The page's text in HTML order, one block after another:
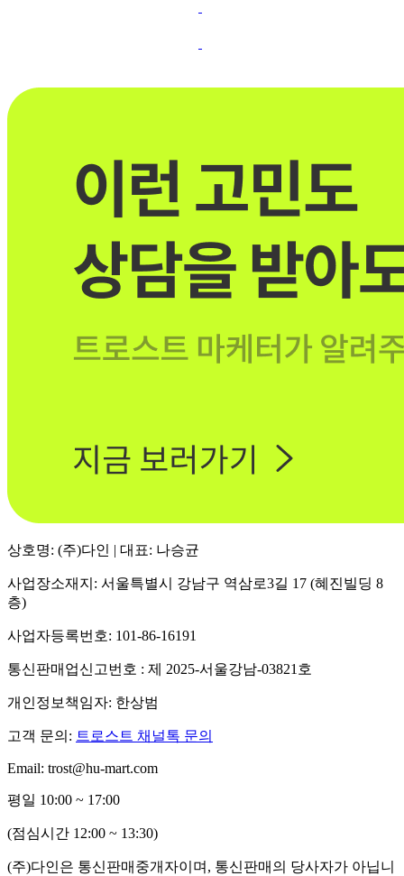
상호명: (주)다인 | 대표: 나승균
사업장소재지: 서울특별시 강남구 역삼로3길 17 (혜진빌딩 8
층)
사업자등록번호: 101-86-16191
통신판매업신고번호 : 제 2025-서울강남-03821호
개인정보책임자: 한상범
고객 문의: 트로스트 채널톡 문의
Email: trost@hu-mart.com
평일 10:00 ~ 17:00
(점심시간 12:00 ~ 13:30)
(주)다인은 통신판매중개자이며, 통신판매의 당사자가 아닙니